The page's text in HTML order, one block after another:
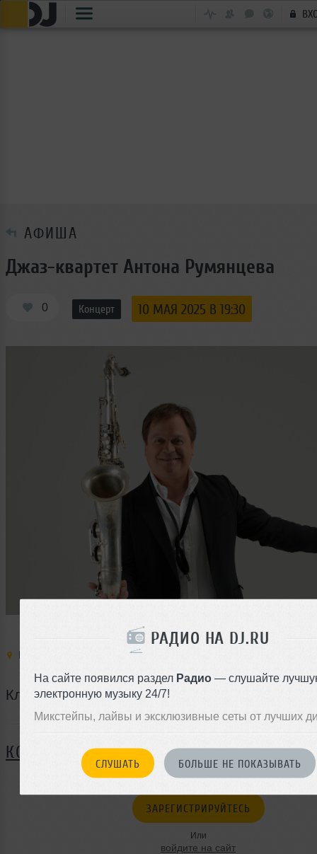
РАДИО НА DJ.RU
На сайте появился раздел Радио — слушайте
электронную музыку 24/7!
Микстейпы, лайвы и эксклюзивные сеты от лучших
СЛУШАТЬ БОЛЬШЕ НЕ ПОКАЗЫВАТЬ
АФИША
Джаз-квартет Антона Румянцева
0 Концерт 10 МАЯ 2025 В 19:30
Место: Igor Butman Jazz Club
Классика Рока в Джазе
Я ПОЙДУ
КОММЕНТАРИИ
ЗАРЕГИСТРИРУЙТЕСЬ
Или
войдите на сайт